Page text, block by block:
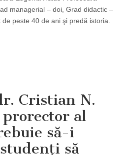
managerial – doi, Grad didactic –
peste 40 de ani şi predă istoria.
Cristian N.
al
să-i
să